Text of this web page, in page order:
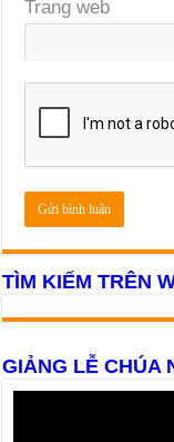
Trang web
TÌM KIẾM TRÊN
GIẢNG LỄ CHÚA